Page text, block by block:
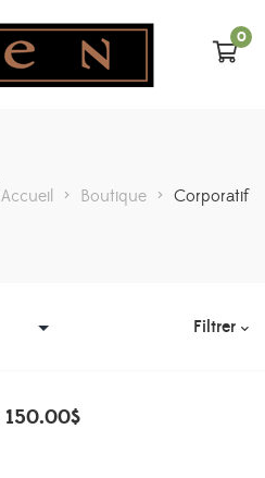
0
Accueil > Boutique > Corporatif
Filtrer
150.00$